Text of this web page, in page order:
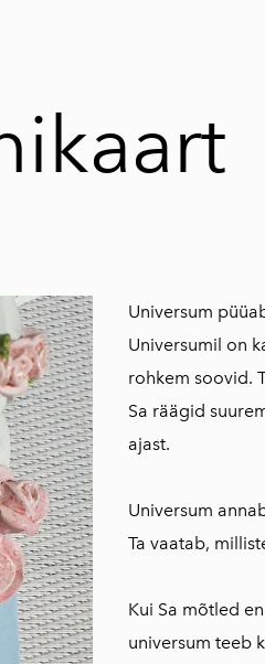
Universum
Universumil on
rohkem soovid.
Sa räägid
ajast.
Universum
Ta vaatab,
Kui Sa mõtled
universum teeb